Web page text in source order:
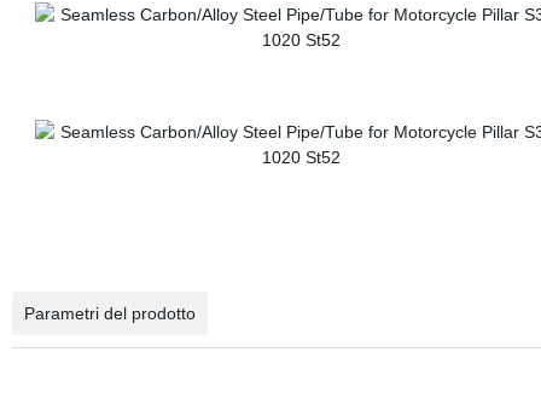
Parametri del prodotto